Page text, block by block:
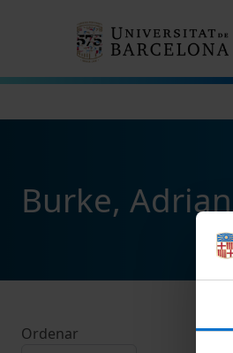
Burke, Adrian
Ordenar